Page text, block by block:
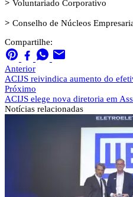
> Voluntariado Corporativo
> Conselho de Núcleos
Compartilhe:
Anterior
ACIJS reivindica aumento do
Próximo
ACIJS elege nova diretoria em
Notícias relacionadas